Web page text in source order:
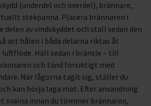
(underdel och överdel), brännare,
stekpanna. Placera brännaren i
delen av vindskyddet och ställ sedan den
att hålen i båda delarna riktas åt
Häll sedan i bränsle – till
och tänd försiktigt med
När lågorna tagit sig, ställer du
kan börja laga mat. Efter användning
svalna innan du tömmer brännaren,